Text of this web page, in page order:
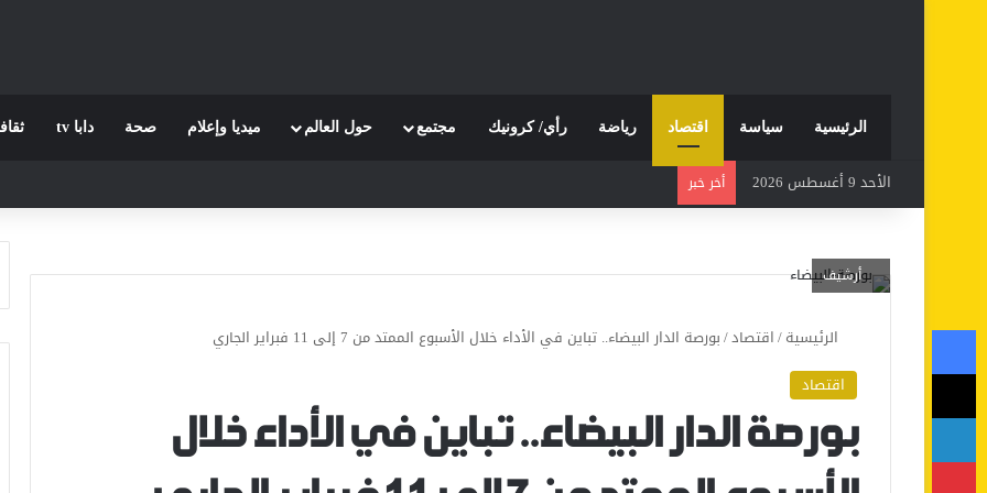
الرئيسية سياسة اقتصاد رياضة رأي/ كرونيك مجتمع حول العالم ميديا وإعلام صحة دابا tv
الأحد 9 أغسطس 2026 أخر خبر
أرشيف
الرئيسية/اقتصاد/بورصة الدار البيضاء.. تباين في الأداء خلال الأسبوع الممتد من 7 إلى 11 فبراير الجاري
اقتصاد
بورصة الدار البيضاء.. تباين في الأداء خلال